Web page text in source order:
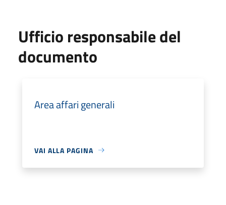
Ufficio responsabile del
documento
Area affari generali
VAI ALLA PAGINA